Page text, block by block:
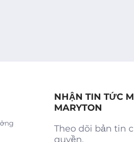
NHẬN TIN TỨC
MARYTON
Theo dõi bản tin
quyền.